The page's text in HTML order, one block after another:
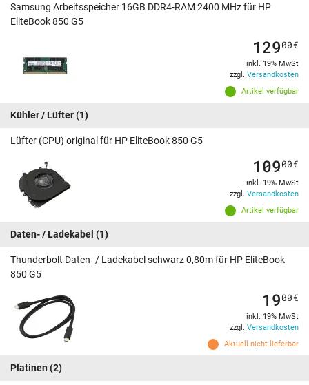
Samsung Arbeitsspeicher 16GB DDR4-RAM 2400 MHz für HP
EliteBook 850 G5
Artikel verfügbar
12900€
inkl. 19% MwSt
zzgl. Versandkosten
Kühler / Lüfter(1)
Lüfter (CPU) original für HP EliteBook 850 G5
Artikel verfügbar
10900€
inkl. 19% MwSt
zzgl. Versandkosten
Daten- / Ladekabel (1)
Thunderbolt Daten- / Ladekabel schwarz 0,80m für HP EliteBook
850 G5
Aktuell nicht lieferbar
1900€
inkl. 19% MwSt
zzgl. Versandkosten
Platinen (2)